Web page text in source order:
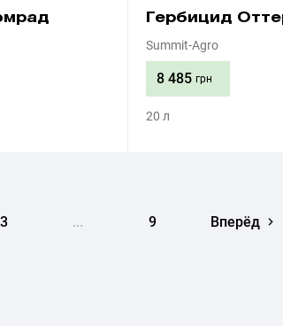
Гербицид
Summit-Agro
8 485 грн
20 л
3 ... 9 Вперёд